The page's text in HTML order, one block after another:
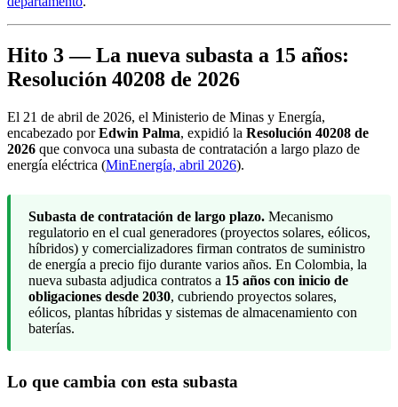
Hito 3 — La nueva subasta a 15 años:
Resolución 40208 de 2026
El 21 de abril de 2026, el Ministerio de Minas y Energía,
encabezado porEdwin Palma, expidió la Resolución 40208 de
2026 que convoca una subasta de contratación a largo plazo de
energía eléctrica (MinEnergía, abril 2026).
Subasta de contratación de largo plazo. Mecanismo
regulatorio en el cual generadores (proyectos solares, eólicos,
híbridos) y comercializadores firman contratos de suministro
de energía a precio fijo durante varios años. En Colombia, la
nueva subasta adjudica contratos a 15 años con inicio de
obligaciones desde 2030, cubriendo proyectos solares,
eólicos, plantas híbridas y sistemas de almacenamiento con
baterías.
Lo que cambia con esta subasta